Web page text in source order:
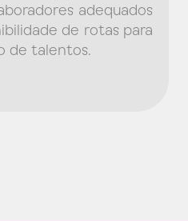
adequados
de rotas para
de talentos.